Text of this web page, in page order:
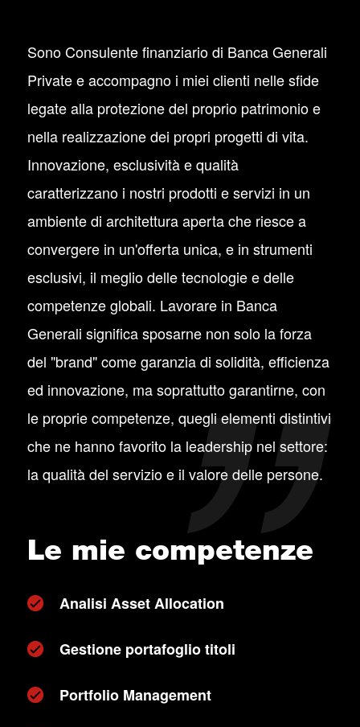
Sono Consulente finanziario di Banca Generali
Private e accompagno i miei clienti nelle sfide
legate alla protezione del proprio patrimonio e
nella realizzazione dei propri progetti di vita.
Innovazione, esclusività e qualità
caratterizzano i nostri prodotti e servizi in un
ambiente di architettura aperta che riesce a
convergere in un'offerta unica, e in strumenti
esclusivi, il meglio delle tecnologie e delle
competenze globali. Lavorare in Banca
Generali significa sposarne non solo la forza
del "brand" come garanzia di solidità, efficienza
ed innovazione, ma soprattutto garantirne, con
le proprie competenze, quegli elementi distintivi
che ne hanno favorito la leadership nel settore:
la qualità del servizio e il valore delle persone.
Le mie competenze
Analisi Asset Allocation
Gestione portafoglio titoli
Portfolio Management